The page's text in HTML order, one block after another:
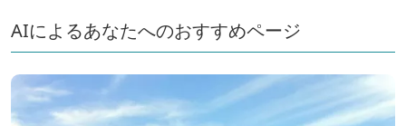
AIによるあなたへのおすすめページ